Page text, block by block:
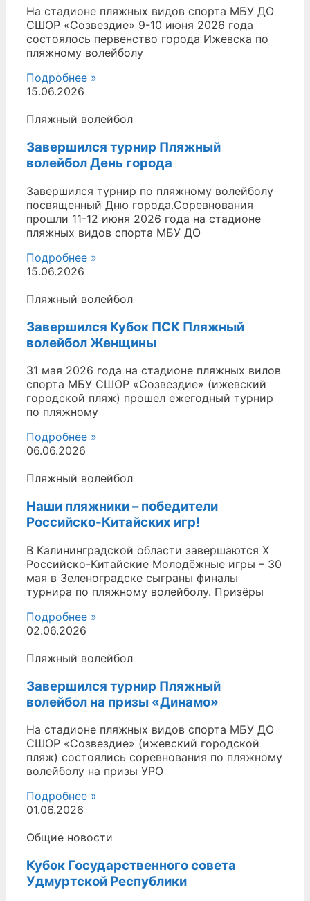
На стадионе пляжных видов спорта МБУ ДО
СШОР «Созвездие» 9-10 июня 2026 года
состоялось первенство города Ижевска по
пляжному волейболу
Подробнее »
15.06.2026
Пляжный волейбол
Завершился турнир Пляжный
волейбол День города
Завершился турнир по пляжному волейболу
посвященный Дню города.Соревнования
прошли 11-12 июня 2026 года на стадионе
пляжных видов спорта МБУ ДО
Подробнее »
15.06.2026
Пляжный волейбол
Завершился Кубок ПСК Пляжный
волейбол Женщины
31 мая 2026 года на стадионе пляжных вилов
спорта МБУ СШОР «Созвездие» (ижевский
городской пляж) прошел ежегодный турнир
по пляжному
Подробнее »
06.06.2026
Пляжный волейбол
Наши пляжники – победители
Российско-Китайских игр!
В Калининградской области завершаются X
Российско-Китайские Молодёжные игры – 30
мая в Зеленоградске сыграны финалы
турнира по пляжному волейболу. Призёры
Подробнее »
02.06.2026
Пляжный волейбол
Завершился турнир Пляжный
волейбол на призы «Динамо»
На стадионе пляжных видов спорта МБУ ДО
СШОР «Созвездие» (ижевский городской
пляж) состоялись соревнования по пляжному
волейболу на призы УРО
Подробнее »
01.06.2026
Общие новости
Кубок Государственного совета
Удмуртской Республики